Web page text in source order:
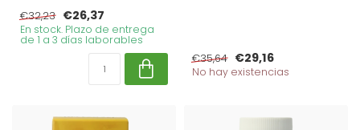
€32,23 €26,37
En stock. Plazo de entrega
de 1 a 3 días laborables
€35,64 €29,16
No hay existencias